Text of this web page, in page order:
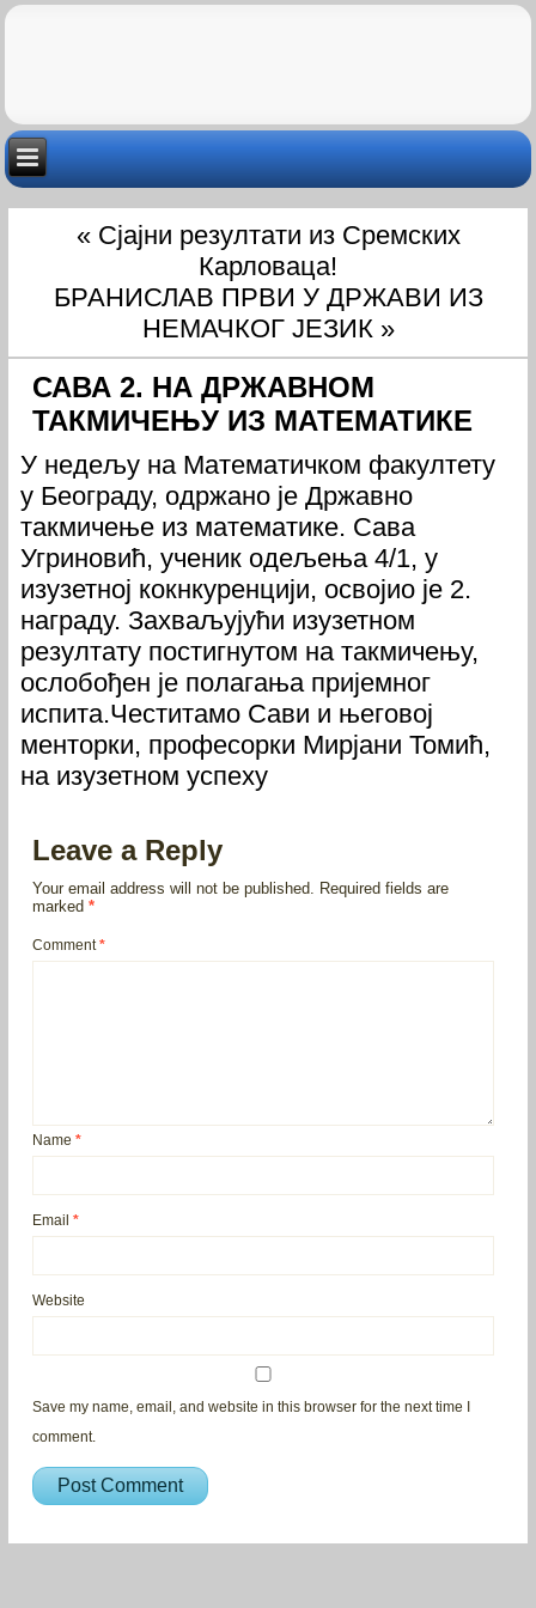
« Сјајни резултати из Сремских
Карловаца!
БРАНИСЛАВ ПРВИ У ДРЖАВИ ИЗ
НЕМАЧКОГ ЈЕЗИК»
САВА 2. НА ДРЖАВНОМ
ТАКМИЧЕЊУ ИЗ МАТЕМАТИКЕ
У недељу на Математичком факултету
у Београду, одржано је Државно
такмичење из математике. Сава
Угриновић, ученик одељења 4/1, у
изузетној кокнкуренцији, освојио је 2.
награду. Захваљујући изузетном
резултату постигнутом на такмичењу,
ослобођен је полагања пријемног
испита.Честитамо Сави и његовој
менторки, професорки Мирјани Томић,
на изузетном успеху
Leave a Reply
Your email address will not be published. Required fields are
marked*
Comment*
Name*
Email*
Website
Save my name, email, and website in this browser for the next time I
comment.